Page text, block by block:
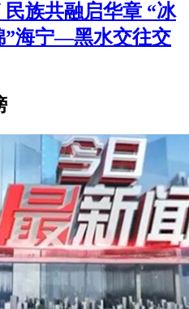
族共融启华章 “冰
”海宁—黑水交往交